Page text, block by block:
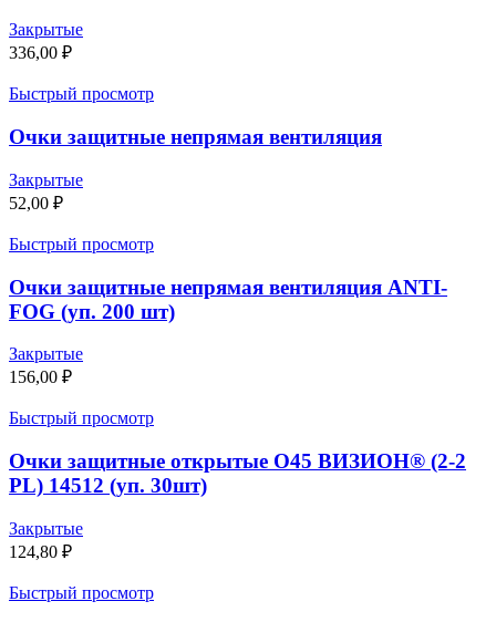
Закрытые
336,00 ₽
Быстрый просмотр
Очки защитные непрямая вентиляция
Закрытые
52,00 ₽
Быстрый просмотр
Очки защитные непрямая вентиляция ANTI-
FOG (уп. 200 шт)
Закрытые
156,00 ₽
Быстрый просмотр
Очки защитные открытые О45 ВИЗИОН® (2-2
PL) 14512 (уп. 30шт)
Закрытые
124,80 ₽
Быстрый просмотр